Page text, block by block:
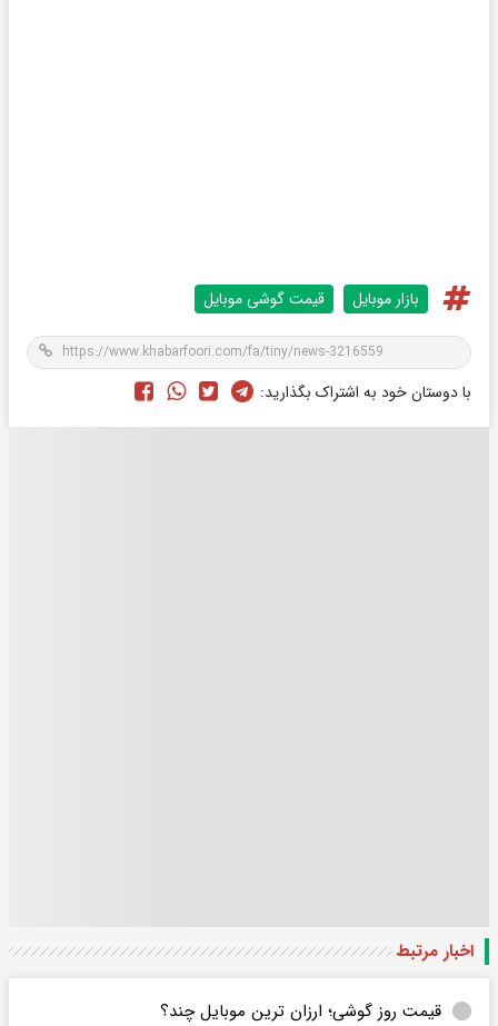
بازار موبایل قیمت گوشی موبایل
با دوستان خود به اشتراک بگذارید:
اخبار مرتبط
قیمت روز گوشی؛ ارزان ترین موبایل چند؟